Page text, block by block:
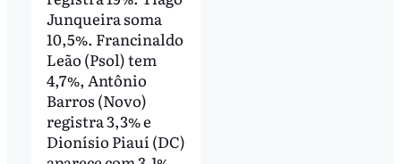
Junqueira soma
10,5%. Francinaldo
Leão (Psol) tem
4,7%, Antônio
Barros (Novo)
registra 3,3% e
Dionísio Piauí (DC)